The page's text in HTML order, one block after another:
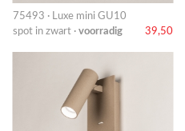
75493 · Luxe mini GU10
spot in zwart · voorradig 39,50